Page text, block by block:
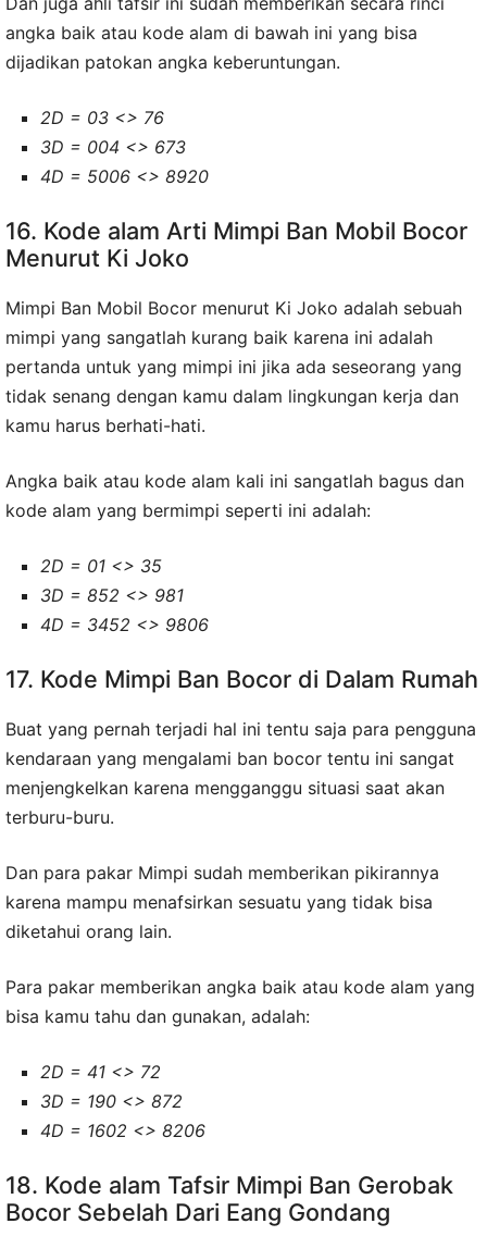
angka baik atau kode alam di bawah ini yang bisa
dijadikan patokan angka keberuntungan.
2D = 03 <> 76
3D = 004 <> 673
4D = 5006 <> 8920
16. Kode alam Arti Mimpi Ban Mobil Bocor
Menurut Ki Joko
Mimpi Ban Mobil Bocor menurut Ki Joko adalah sebuah
mimpi yang sangatlah kurang baik karena ini adalah
pertanda untuk yang mimpi ini jika ada seseorang yang
tidak senang dengan kamu dalam lingkungan kerja dan
kamu harus berhati-hati.
Angka baik atau kode alam kali ini sangatlah bagus dan
kode alam yang bermimpi seperti ini adalah:
2D = 01 <> 35
3D = 852 <> 981
4D = 3452 <> 9806
17. Kode Mimpi Ban Bocor di Dalam Rumah
Buat yang pernah terjadi hal ini tentu saja para pengguna
kendaraan yang mengalami ban bocor tentu ini sangat
menjengkelkan karena mengganggu situasi saat akan
terburu-buru.
Dan para pakar Mimpi sudah memberikan pikirannya
karena mampu menafsirkan sesuatu yang tidak bisa
diketahui orang lain.
Para pakar memberikan angka baik atau kode alam yang
bisa kamu tahu dan gunakan, adalah:
2D = 41 <> 72
3D = 190 <> 872
4D = 1602 <> 8206
18. Kode alam Tafsir Mimpi Ban Gerobak
Bocor Sebelah Dari Eang Gondang